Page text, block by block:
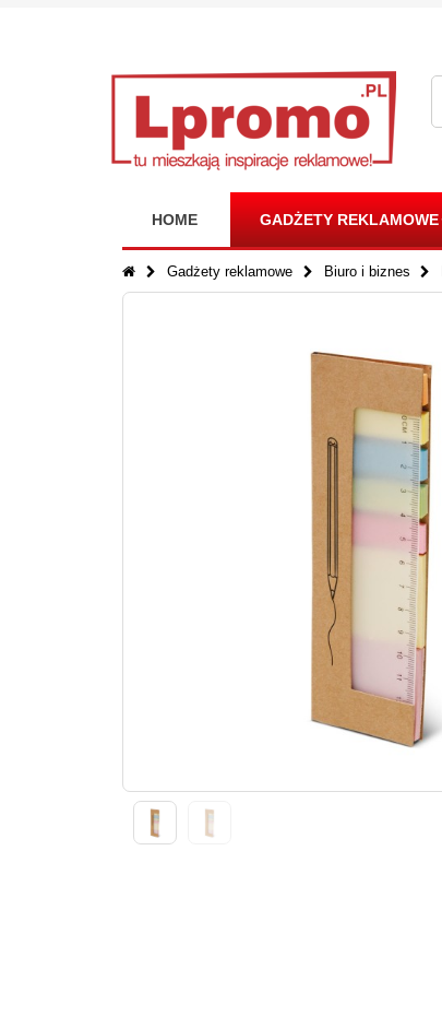
HOME GADŻETY REKLAMOWE
Gadżety reklamowe Biuro i biznes